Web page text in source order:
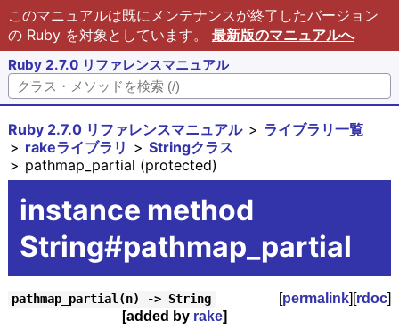
このマニュアルは既にメンテナンスが終了したバージョン
の Ruby を対象としています。 最新版のマニュアルへ
Ruby 2.7.0 リファレンスマニュアル
Ruby 2.7.0 リファレンスマニュアル
ライブラリ一覧
rakeライブラリ
Stringクラス
pathmap_partial (protected)
instance method
String#pathmap_partial
pathmap_partial(n) -> String [permalink][rdoc]
[added by rake]